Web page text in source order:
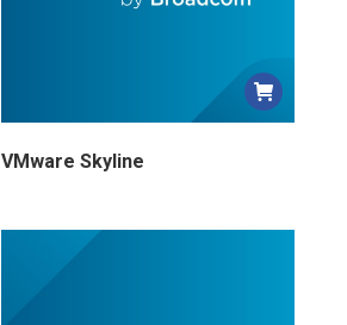
VMware Skyline